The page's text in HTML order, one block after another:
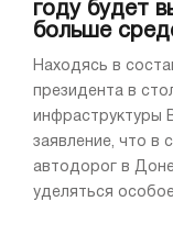
году будет
больше
Находясь в
президента в
инфраструктуры
заявление, что в
автодорог в
уделяться